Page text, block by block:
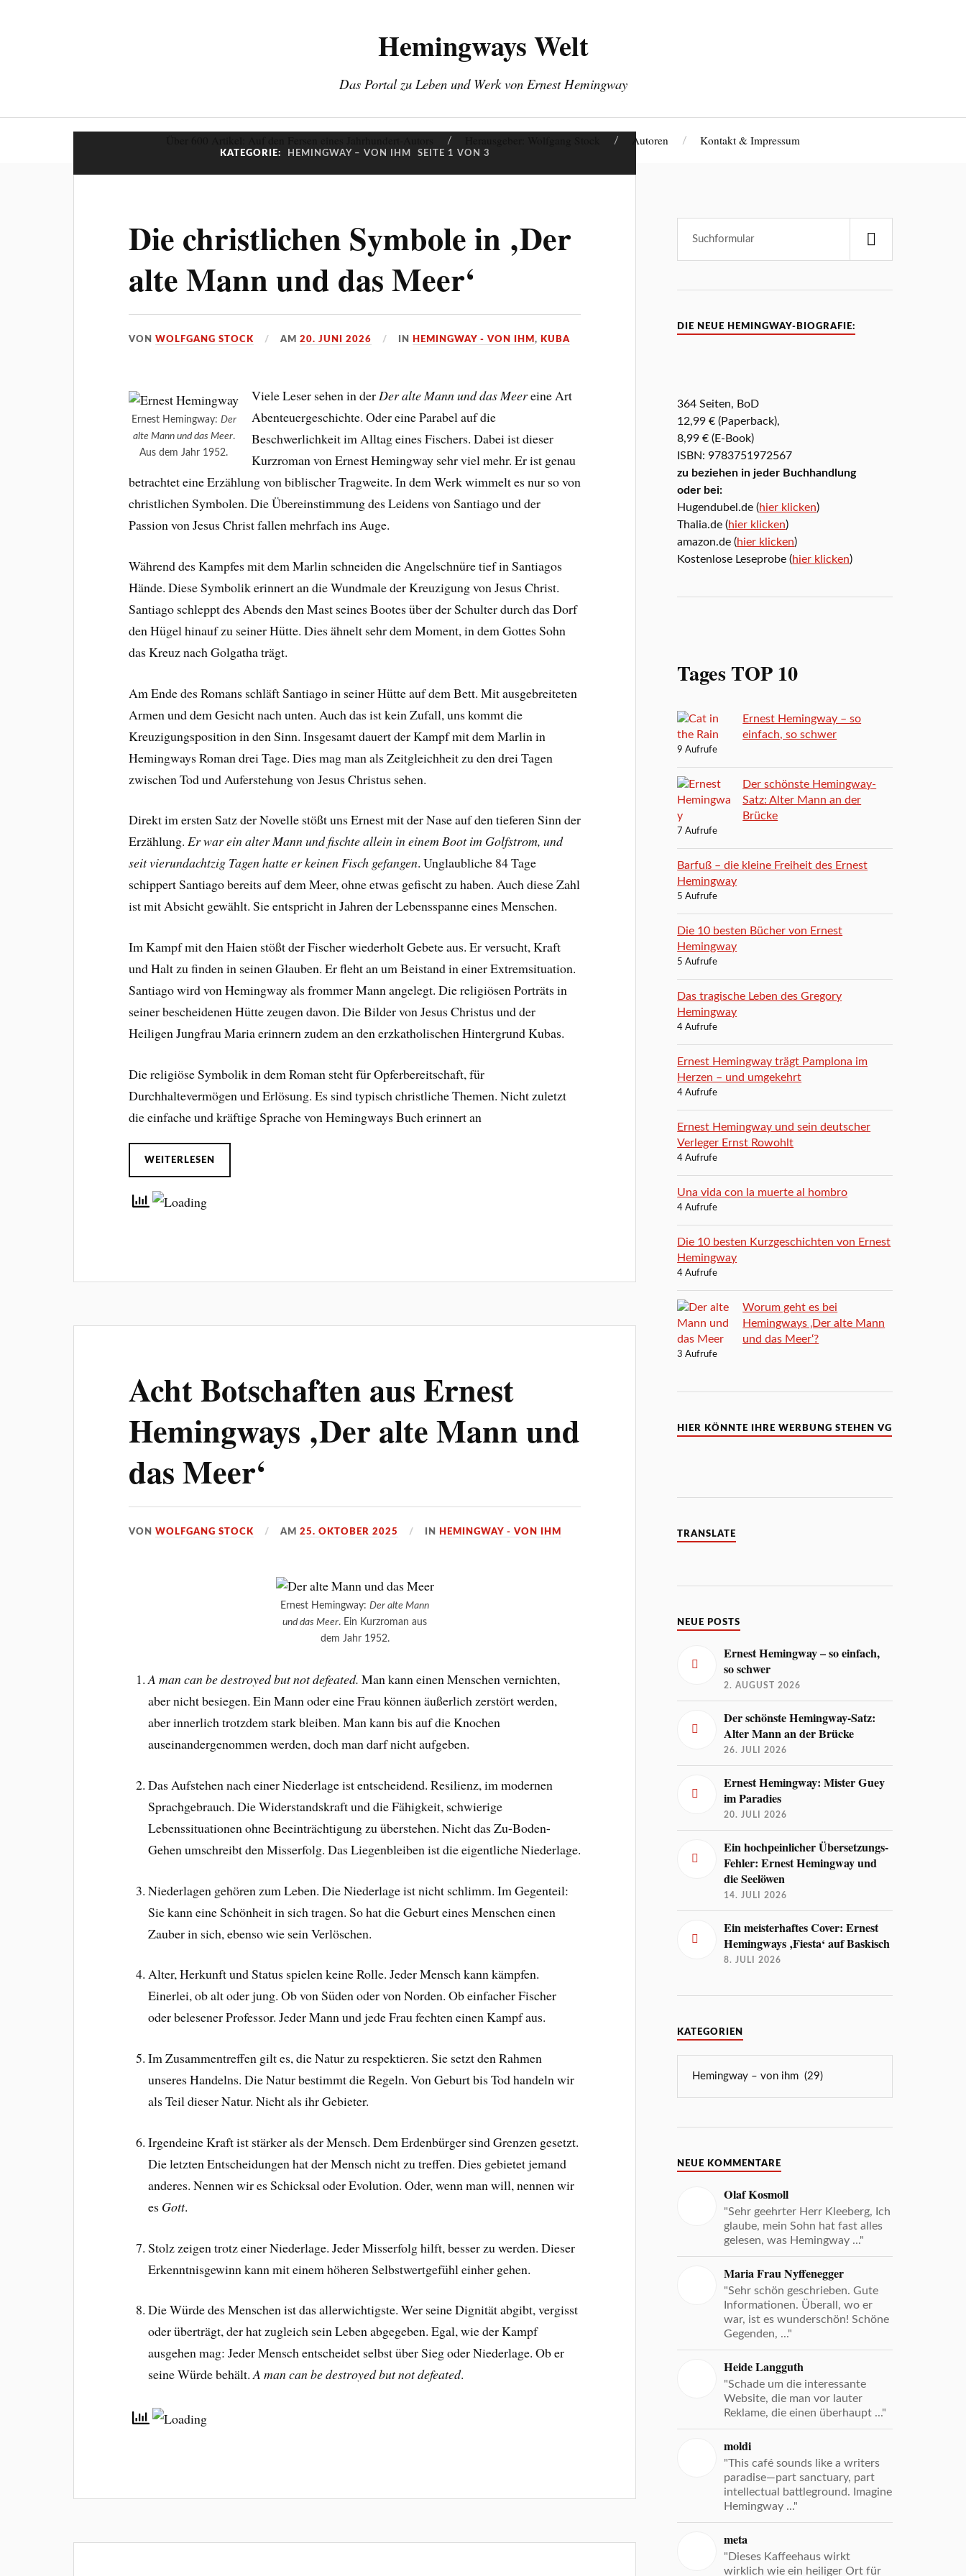
Hemingways Welt
Das Portal zu Leben und Werk von Ernest Hemingway
Autoren Kontakt & Impressum
KATEGORIE: HEMINGWAY – VON IHM SEITE 1 VON 3
Die christlichen Symbole in ‚Der
alte Mann und das Meer‘
VONWOLFGANG STOCK AM20. JUNI 2026 IN HEMINGWAY - VON IHM, KUBA
Ernest Hemingway: Der
alte Mann und das Meer.
Aus dem Jahr 1952.
Viele Leser sehen in derDer alte Mann und das Meereine Art
Abenteuergeschichte. Oder eine Parabel auf die
Beschwerlichkeit im Alltag eines Fischers. Dabei ist dieser
Kurzroman von Ernest Hemingway sehr viel mehr. Er ist genau
betrachtet eine Erzählung von biblischer Tragweite. In dem Werk wimmelt es nur so von
christlichen Symbolen. Die Übereinstimmung des Leidens von Santiago und der
Passion von Jesus Christ fallen mehrfach ins Auge.
Während des Kampfes mit dem Marlin schneiden die Angelschnüre tief in Santiagos
Hände. Diese Symbolik erinnert an die Wundmale der Kreuzigung von Jesus Christ.
Santiago schleppt des Abends den Mast seines Bootes über der Schulter durch das Dorf
den Hügel hinauf zu seiner Hütte. Dies ähnelt sehr dem Moment, in dem Gottes Sohn
das Kreuz nach Golgatha trägt.
Am Ende des Romans schläft Santiago in seiner Hütte auf dem Bett. Mit ausgebreiteten
Armen und dem Gesicht nach unten. Auch das ist kein Zufall, uns kommt die
Kreuzigungsposition in den Sinn. Insgesamt dauert der Kampf mit dem Marlin in
Hemingways Roman drei Tage. Dies mag man als Zeitgleichheit zu den drei Tagen
zwischen Tod und Auferstehung von Jesus Christus sehen.
Direkt im ersten Satz der Novelle stößt uns Ernest mit der Nase auf den tieferen Sinn der
Erzählung. Er war ein alter Mann und fischte allein in einem Boot im Golfstrom, und
seit vierundachtzig Tagen hatte er keinen Fisch gefangen. Unglaubliche 84 Tage
schippert Santiago bereits auf dem Meer, ohne etwas gefischt zu haben. Auch diese Zahl
ist mit Absicht gewählt. Sie entspricht in Jahren der Lebensspanne eines Menschen.
Im Kampf mit den Haien stößt der Fischer wiederholt Gebete aus. Er versucht, Kraft
und Halt zu finden in seinen Glauben. Er fleht an um Beistand in einer Extremsituation.
Santiago wird von Hemingway als frommer Mann angelegt. Die religiösen Porträts in
seiner bescheidenen Hütte zeugen davon. Die Bilder von Jesus Christus und der
Heiligen Jungfrau Maria erinnern zudem an den erzkatholischen Hintergrund Kubas.
Die religiöse Symbolik in dem Roman steht für Opferbereitschaft, für
Durchhaltevermögen und Erlösung. Es sind typisch christliche Themen. Nicht zuletzt
die einfache und kräftige Sprache von Hemingways Buch erinnert an
WEITERLESEN
Acht Botschaften aus Ernest
Hemingways ‚Der alte Mann und
das Meer‘
VONWOLFGANG STOCK AM25. OKTOBER 2025 IN HEMINGWAY - VON IHM
Ernest Hemingway:Der alte Mann
und das Meer. Ein Kurzroman aus
dem Jahr 1952.
A man can be destroyed but not defeated. Man kann einen Menschen vernichten,
aber nicht besiegen. Ein Mann oder eine Frau können äußerlich zerstört werden,
aber innerlich trotzdem stark bleiben. Man kann bis auf die Knochen
auseinandergenommen werden, doch man darf nicht aufgeben.
Das Aufstehen nach einer Niederlage ist entscheidend. Resilienz, im modernen
Sprachgebrauch. Die Widerstandskraft und die Fähigkeit, schwierige
Lebenssituationen ohne Beeinträchtigung zu überstehen. Nicht das Zu-Boden-
Gehen umschreibt den Misserfolg. Das Liegenbleiben ist die eigentliche Niederlage.
Niederlagen gehören zum Leben. Die Niederlage ist nicht schlimm. Im Gegenteil:
Sie kann eine Schönheit in sich tragen. So hat die Geburt eines Menschen einen
Zauber in sich, ebenso wie sein Verlöschen.
Alter, Herkunft und Status spielen keine Rolle. Jeder Mensch kann kämpfen.
Einerlei, ob alt oder jung. Ob von Süden oder von Norden. Ob einfacher Fischer
oder belesener Professor. Jeder Mann und jede Frau fechten einen Kampf aus.
Im Zusammentreffen gilt es, die Natur zu respektieren. Sie setzt den Rahmen
unseres Handelns. Die Natur bestimmt die Regeln. Von Geburt bis Tod handeln wir
als Teil dieser Natur. Nicht als ihr Gebieter.
Irgendeine Kraft ist stärker als der Mensch. Dem Erdenbürger sind Grenzen gesetzt.
Die letzten Entscheidungen hat der Mensch nicht zu treffen. Dies gebietet jemand
anderes. Nennen wir es Schicksal oder Evolution. Oder, wenn man will, nennen wir
es Gott.
Stolz zeigen trotz einer Niederlage. Jeder Misserfolg hilft, besser zu werden. Dieser
Erkenntnisgewinn kann mit einem höheren Selbstwertgefühl einher gehen.
Die Würde des Menschen ist das allerwichtigste. Wer seine Dignität abgibt, vergisst
oder überträgt, der hat zugleich sein Leben abgegeben. Egal, wie der Kampf
ausgehen mag: Jeder Mensch entscheidet selbst über Sieg oder Niederlage. Ob er
seine Würde behält.A man can be destroyed but not defeated.
DIE NEUE HEMINGWAY-BIOGRAFIE:
364 Seiten, BoD
12,99 € (Paperback),
8,99 € (E-Book)
ISBN: 9783751972567
zu beziehen in jeder Buchhandlung
oder bei:
Hugendubel.de (hier klicken)
Thalia.de (hier klicken)
amazon.de (hier klicken)
Kostenlose Leseprobe (hier klicken)
Tages TOP 10
Ernest Hemingway – so
einfach, so schwer
9 Aufrufe
Der schönste Hemingway-
Satz: Alter Mann an der
Brücke
7 Aufrufe
Barfuß – die kleine Freiheit des Ernest
Hemingway
5 Aufrufe
Die 10 besten Bücher von Ernest
Hemingway
5 Aufrufe
Das tragische Leben des Gregory
Hemingway
4 Aufrufe
Ernest Hemingway trägt Pamplona im
Herzen – und umgekehrt
4 Aufrufe
Ernest Hemingway und sein deutscher
Verleger Ernst Rowohlt
4 Aufrufe
Una vida con la muerte al hombro
4 Aufrufe
Die 10 besten Kurzgeschichten von Ernest
Hemingway
4 Aufrufe
Worum geht es bei
Hemingways ‚Der alte Mann
und das Meer‘?
3 Aufrufe
HIER KÖNNTE IHRE WERBUNG STEHEN VG
TRANSLATE
NEUE POSTS
Ernest Hemingway – so einfach,
so schwer
2. AUGUST 2026
Der schönste Hemingway-Satz:
Alter Mann an der Brücke
26. JULI 2026
Ernest Hemingway: Mister Guey
im Paradies
20. JULI 2026
Ein hochpeinlicher Übersetzungs-
Fehler: Ernest Hemingway und
die Seelöwen
14. JULI 2026
Ein meisterhaftes Cover: Ernest
Hemingways ‚Fiesta‘ auf Baskisch
8. JULI 2026
KATEGORIEN
NEUE KOMMENTARE
Olaf Kosmoll
"Sehr geehrter Herr Kleeberg, Ich
glaube, mein Sohn hat fast alles
gelesen, was Hemingway ..."
Maria Frau Nyffenegger
"Sehr schön geschrieben. Gute
Informationen. Überall, wo er
war, ist es wunderschön! Schöne
Gegenden, ..."
Heide Langguth
"Schade um die interessante
Website, die man vor lauter
Reklame, die einen überhaupt ..."
moldi
"This café sounds like a writers
paradise—part sanctuary, part
intellectual battleground. Imagine
Hemingway ..."
meta
"Dieses Kaffeehaus wirkt
wirklich wie ein heiliger Ort für